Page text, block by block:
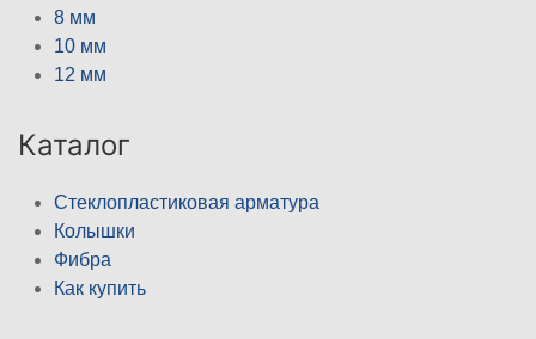
8 мм
10 мм
12 мм
Каталог
Стеклопластиковая арматура
Колышки
Фибра
Как купить